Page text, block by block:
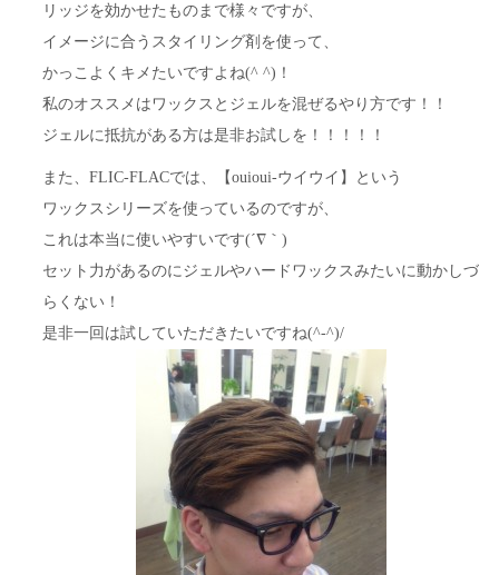
リッジを効かせたものまで様々ですが、
イメージに合うスタイリング剤を使って、
かっこよくキメたいですよね(^ ^)！
私のオススメはワックスとジェルを混ぜるやり方です！！
ジェルに抵抗がある方は是非お試しを！！！！！
また、FLIC-FLACでは、【ouioui-ウイウイ】という
ワックスシリーズを使っているのですが、
これは本当に使いやすいです(´∇｀)
セット力があるのにジェルやハードワックスみたいに動かしづ
らくない！
是非一回は試していただきたいですね(^-^)/